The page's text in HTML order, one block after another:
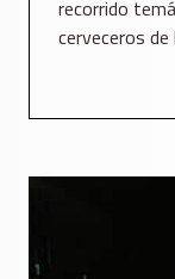
recorrido
cerveceros de